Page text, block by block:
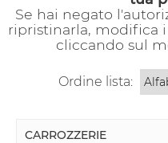
Se hai negato
ripristinarla, modifica
cliccando sul
Ordine lista:
CARROZZERIE